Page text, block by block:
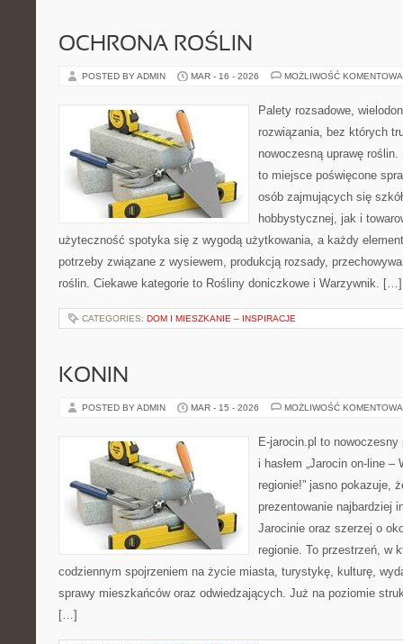
OCHRONA ROŚLIN
POSTED BY ADMIN MAR - 16 - 2026 MOŻLIWOŚĆ
Palety rozsadowe,
rozwiązania, bez których
nowoczesną uprawę
to miejsce poświęcone
osób zajmujących się
hobbystycznej, jak i
użyteczność spotyka się z wygodą użytkowania, a każdy
potrzeby związane z wysiewem, produkcją rozsady,
roślin. Ciekawe kategorie to Rośliny doniczkowe i Warzywnik. […]
CATEGORIES: DOM I MIESZKANIE – INSPIRACJE
KONIN
POSTED BY ADMIN MAR - 15 - 2026 MOŻLIWOŚĆ
E-jarocin.pl to
i hasłem „Jarocin on-line
regionie!” jasno pokazuje,
prezentowanie najbardziej
Jarocinie oraz szerzej o
regionie. To przestrzeń, w
codziennym spojrzeniem na życie miasta, turystykę, kulturę,
sprawy mieszkańców oraz odwiedzających. Już na poziomie
[…]